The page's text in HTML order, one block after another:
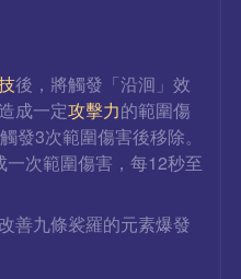
後，將觸發「沿洄」效
成一定攻擊力的範圍傷
發3次範圍傷害後移除。
次範圍傷害，每12秒至
善九條裟羅的元素爆發